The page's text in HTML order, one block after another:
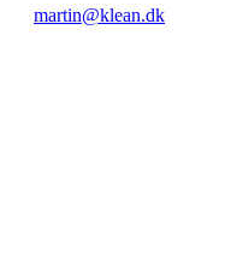
martin@klean.dk